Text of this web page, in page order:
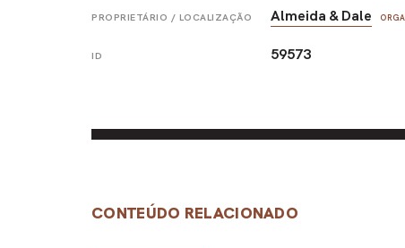
PROPRIETÁRIO / LOCALIZAÇÃO Almeida & Dale
ID 59573
CONTEÚDO RELACIONADO